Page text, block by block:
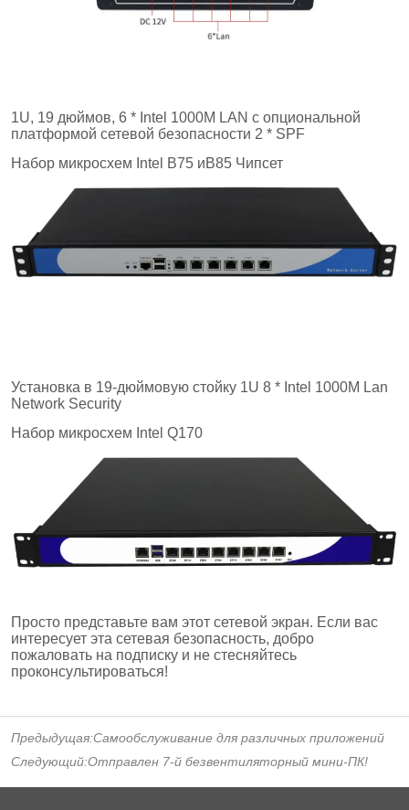
Предыдущая:Самообслуживание для различных приложений
Следующий:Отправлен 7-й безвентиляторный мини-ПК!